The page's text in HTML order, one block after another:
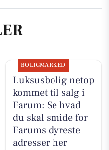
BOLIGMARKED
Luksusbolig netop
kommet til salg i
Farum: Se hvad
du skal smide for
Farums dyreste
adresser her